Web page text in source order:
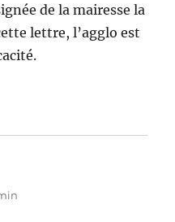
de la mairesse la
lettre, l’agglo est